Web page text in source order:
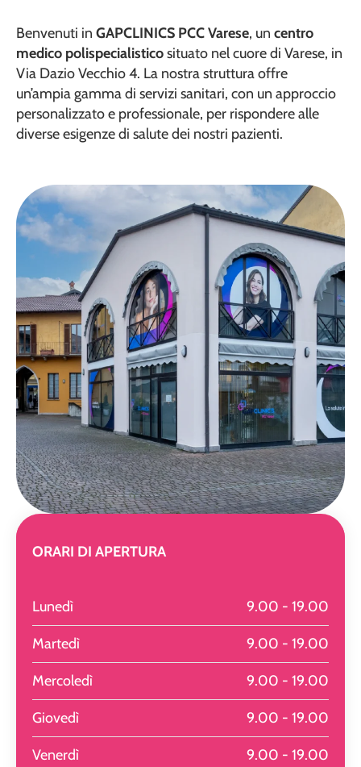
ORARI DI APERTURA
Lunedì 9.00 - 19.00
Martedì 9.00 - 19.00
Mercoledì 9.00 - 19.00
Giovedì 9.00 - 19.00
Venerdì 9.00 - 19.00
Benvenuti in GAPCLINICS PCC Varese, un centro
medico polispecialisticosituato nel cuore di Varese, in
Via Dazio Vecchio 4. La nostra struttura offre
un’ampia gamma di servizi sanitari, con un approccio
personalizzato e professionale, per rispondere alle
diverse esigenze di salute dei nostri pazienti.